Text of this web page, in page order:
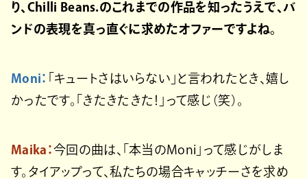
り、Chilli Beans.のこれまでの作品を知ったうえで、バ
ンドの表現を真っ直ぐに求めたオファーですよね。
Moni：
「キュートさはいらない」と言われたとき、嬉し
かったです。「きたきたきた！」って感じ（笑）。
Maika：今回の曲は、「本当のMoni」って感じがしま
す。タイアップって、私たちの場合キャッチーさを求め